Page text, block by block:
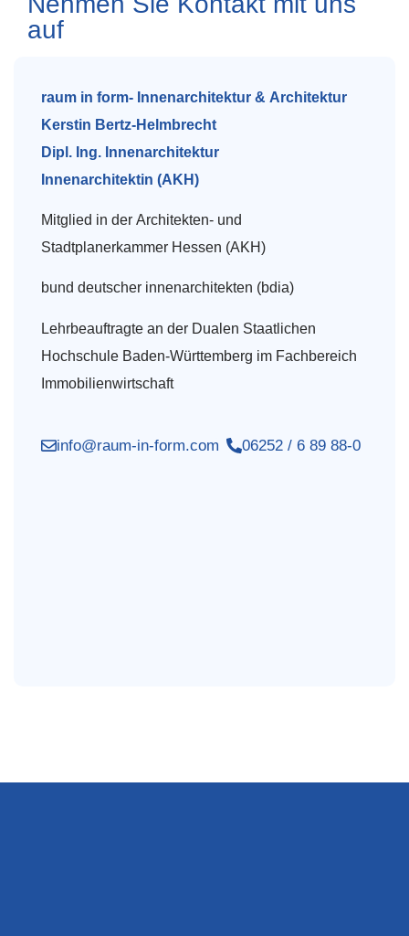
raum in form- Innenarchitektur & Architektur
Kerstin Bertz-Helmbrecht
Dipl. Ing. Innenarchitektur
Innenarchitektin (AKH)
Mitglied in der Architekten- und
Stadtplanerkammer Hessen (AKH)
bund deutscher innenarchitekten (bdia)
Lehrbeauftragte an der Dualen Staatlichen
Hochschule Baden-Württemberg im Fachbereich
Immobilienwirtschaft
info@raum-in-form.com 06252 / 6 89 88-0
auf